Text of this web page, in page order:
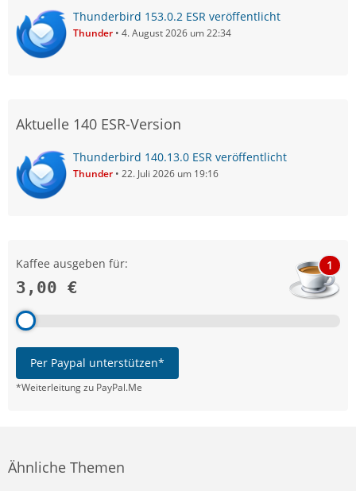
Thunderbird 153.0.2 ESR veröffentlicht
Thunder 4. August 2026 um 22:34
Aktuelle 140 ESR-Version
Thunderbird 140.13.0 ESR veröffentlicht
Thunder 22. Juli 2026 um 19:16
Kaffee ausgeben für:
3,00 €
1
Per Paypal unterstützen*
*Weiterleitung zu PayPal.Me
Ähnliche Themen